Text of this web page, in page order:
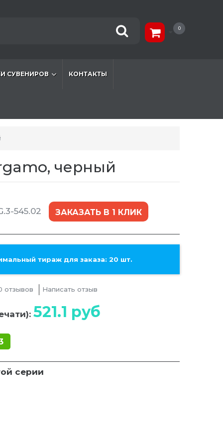
0
СУВЕНИРОВ КОНТАКТЫ
черный
545.02 ЗАКАЗАТЬ В 1 КЛИК
тираж для заказа: 20 шт.
отзывов Написать отзыв
521.1 руб
серии